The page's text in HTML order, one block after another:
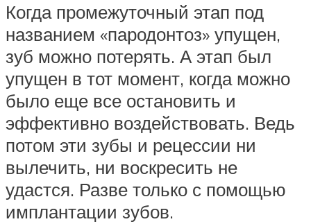
Когда промежуточный этап под
названием «пародонтоз» упущен,
зуб можно потерять. А этап был
упущен в тот момент, когда можно
было еще все остановить и
эффективно воздействовать. Ведь
потом эти зубы и рецессии ни
вылечить, ни воскресить не
удастся. Разве только с помощью
имплантации зубов.